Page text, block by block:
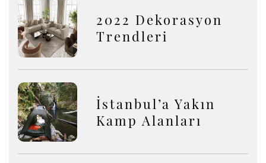
2022 Dekorasyon
Trendleri
İstanbul’a Yakın
Kamp Alanları